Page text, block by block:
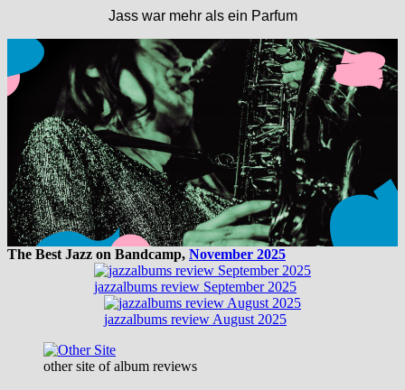
Jass war mehr als ein Parfum
The Best Jazz on Bandcamp, November 2025
jazzalbums review September 2025
jazzalbums review August 2025
other site of album reviews